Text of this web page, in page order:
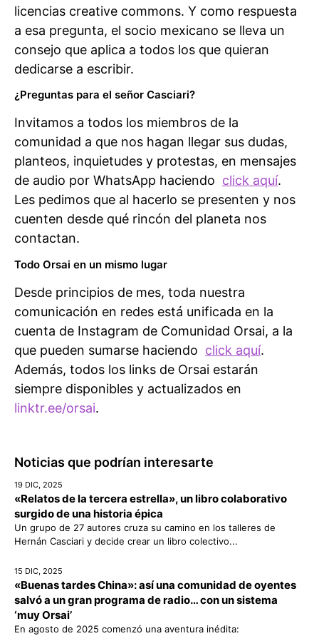
licencias creative commons. Y como respuesta
a esa pregunta, el socio mexicano se lleva un
consejo que aplica a todos los que quieran
dedicarse a escribir.
¿Preguntas para el señor Casciari?
Invitamos a todos los miembros de la
comunidad a que nos hagan llegar sus dudas,
planteos, inquietudes y protestas, en mensajes
de audio por WhatsApp haciendo click aquí.
Les pedimos que al hacerlo se presenten y nos
cuenten desde qué rincón del planeta nos
contactan.
Todo Orsai en un mismo lugar
Desde principios de mes, toda nuestra
comunicación en redes está unificada en la
cuenta de Instagram de Comunidad Orsai, a la
que pueden sumarse haciendo click aquí.
Además, todos los links de Orsai estarán
siempre disponibles y actualizados en
linktr.ee/orsai.
Noticias que podrían interesarte
19 DIC, 2025
«Relatos de la tercera estrella», un libro colaborativo
surgido de una historia épica
Un grupo de 27 autores cruza su camino en los talleres de
Hernán Casciari y decide crear un libro colectivo...
15 DIC, 2025
«Buenas tardes China»: así una comunidad de oyentes
salvó a un gran programa de radio… con un sistema
‘muy Orsai’
En agosto de 2025 comenzó una aventura inédita: